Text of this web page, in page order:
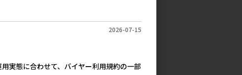
2026-07-15
実態に合わせて、バイヤー利用規約の一部